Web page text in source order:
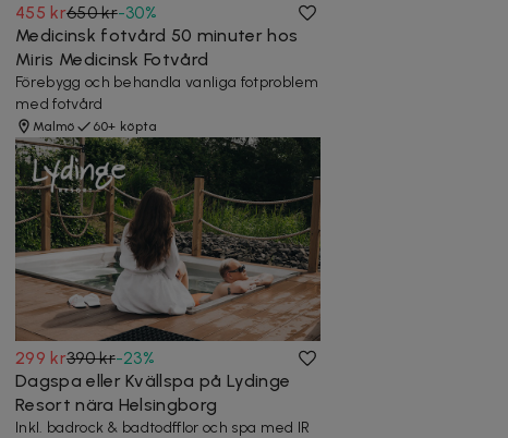
455 kr650 kr-30%
Medicinsk fotvård 50 minuter hos
Miris Medicinsk Fotvård
Förebygg och behandla vanliga fotproblem
med fotvård
Malmö 60+ köpta
299 kr390 kr-23%
Dagspa eller Kvällspa på Lydinge
Resort nära Helsingborg
Inkl. badrock & badtodfflor och spa med IR